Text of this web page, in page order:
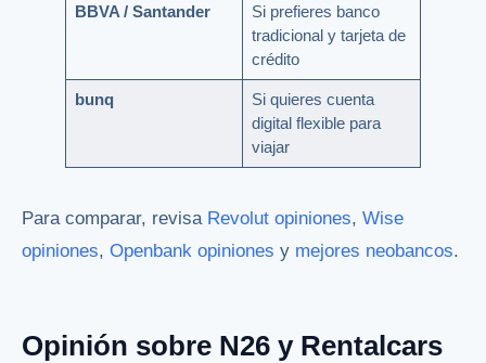
BBVA / Santander
Si prefieres banco
tradicional y tarjeta de
crédito
bunq
Si quieres cuenta
digital flexible para
viajar
Para comparar, revisa Revolut opiniones, Wise
opiniones, Openbank opiniones y mejores neobancos.
Opinión sobre N26 y Rentalcars